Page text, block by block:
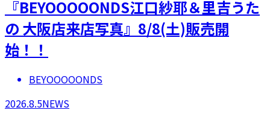
『BEYOOOOONDS江口紗耶＆里吉うた
の 大阪店来店写真』8/8(土)販売開
始！！
BEYOOOOONDS
2026.8.5NEWS